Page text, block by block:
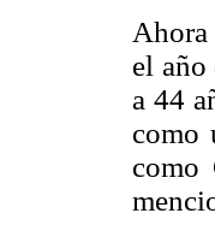
Ahora
el año
a 44
como
como